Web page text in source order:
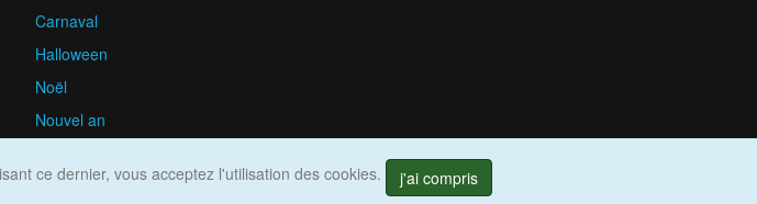
Carnaval
Halloween
Noël
Nouvel an
ce dernier, vous acceptez l'utilisation des cookies.
j'ai compris